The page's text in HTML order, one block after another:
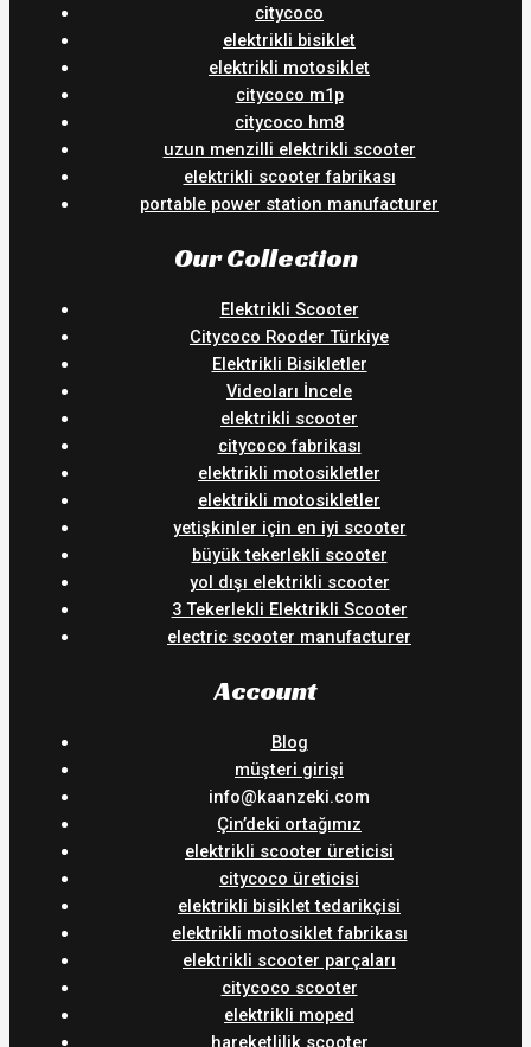
citycoco
elektrikli bisiklet
elektrikli motosiklet
citycoco m1p
citycoco hm8
uzun menzilli elektrikli scooter
elektrikli scooter fabrikası
portable power station manufacturer
Our Collection
Elektrikli Scooter
Citycoco Rooder Türkiye
Elektrikli Bisikletler
Videoları İncele
elektrikli scooter
citycoco fabrikası
elektrikli motosikletler
elektrikli motosikletler
yetişkinler için en iyi scooter
büyük tekerlekli scooter
yol dışı elektrikli scooter
3 Tekerlekli Elektrikli Scooter
electric scooter manufacturer
Account
Blog
müşteri girişi
info@kaanzeki.com
Çin’deki ortağımız
elektrikli scooter üreticisi
citycoco üreticisi
elektrikli bisiklet tedarikçisi
elektrikli motosiklet fabrikası
elektrikli scooter parçaları
citycoco scooter
elektrikli moped
hareketlilik scooter